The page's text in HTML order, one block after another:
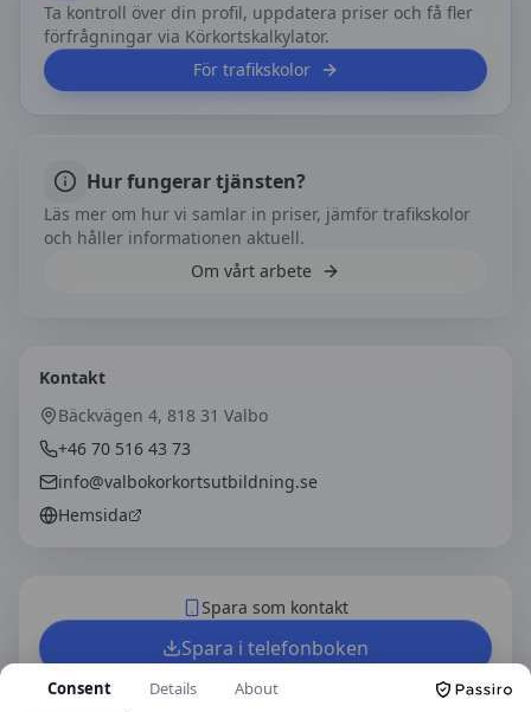
Ta kontroll över din profil, uppdatera priser och få fler
förfrågningar via Körkortskalkylator.
För trafikskolor
Hur fungerar tjänsten?
Läs mer om hur vi samlar in priser, jämför trafikskolor
och håller informationen aktuell.
Om vårt arbete
Kontakt
Bäckvägen 4, 818 31 Valbo
+46 70 516 43 73
info@valbokorkortsutbildning.se
Hemsida
Spara som kontakt
Spara i telefonboken
Laddar ner ett kontaktkort som du kan lägga
Consent Details About